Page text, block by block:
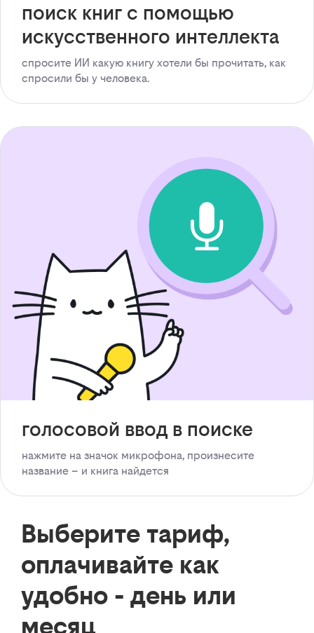
поиск книг с помощью
искусственного интеллекта
спросите ИИ какую книгу хотели бы прочитать, как
спросили бы у человека.
голосовой ввод в поиске
нажмите на значок микрофона, произнесите
название – и книга найдется
Выберите тариф,
оплачивайте как
удобно - день или
месяц